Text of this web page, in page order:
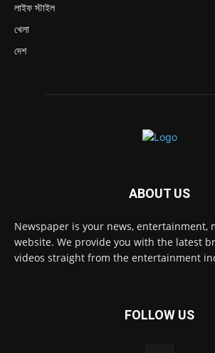
লাইফ স্টাইল
খেলা
দেশ
ABOUT US
Newspaper is your news, entertainment,
website. We provide you with the latest
videos straight from the entertainment
FOLLOW US